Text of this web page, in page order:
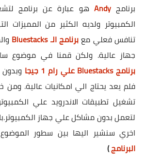
برنامجAndy هو عبارة عن برنامج
الكمبيوتر ولديه الكثير من المميزات
تنافس فعلي معبرنامج الـ Bluestacks
جهاز عالية. ولكن قمنا في موضوع
برنامج Bluestacks علي رام 1 جيجا
فلم يعد يحتاج الي امكانيات عالية. ومن
تشغيل تطبيقات الاندرويد علي
لتعمل بدون مشاكل علي جهاز
اخري سنشير اليها بين سطور
البرنامج)